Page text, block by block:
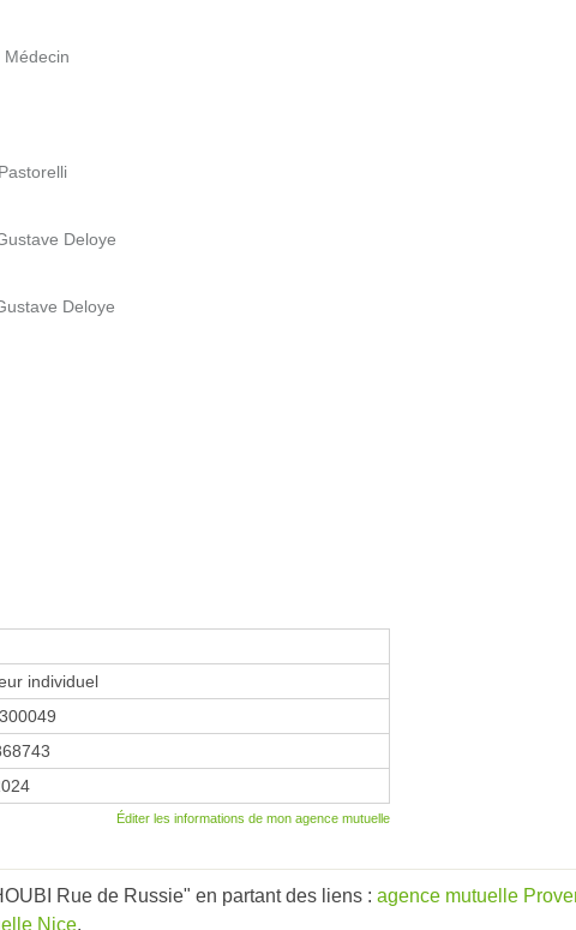
Deloye
Deloye
individuel
Éditer les informations de mon agence mutuelle
Rue de Russie" en partant des liens : agence mutuelle
Nice.